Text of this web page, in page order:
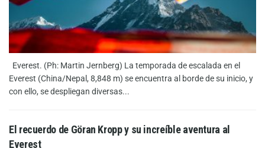
Everest. (Ph: Martin Jernberg) La temporada de escalada en el
Everest (China/Nepal, 8,848 m) se encuentra al borde de su inicio, y
con ello, se despliegan diversas...
El recuerdo de Göran Kropp y su increíble aventura al
Everest